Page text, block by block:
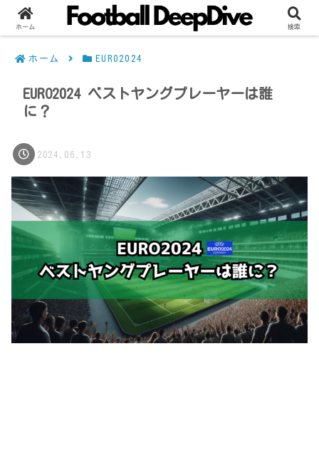
ホーム EURO2024
EURO2024 ベストヤングプレーヤーは誰
に？
2024.06.13
ホーム 検索